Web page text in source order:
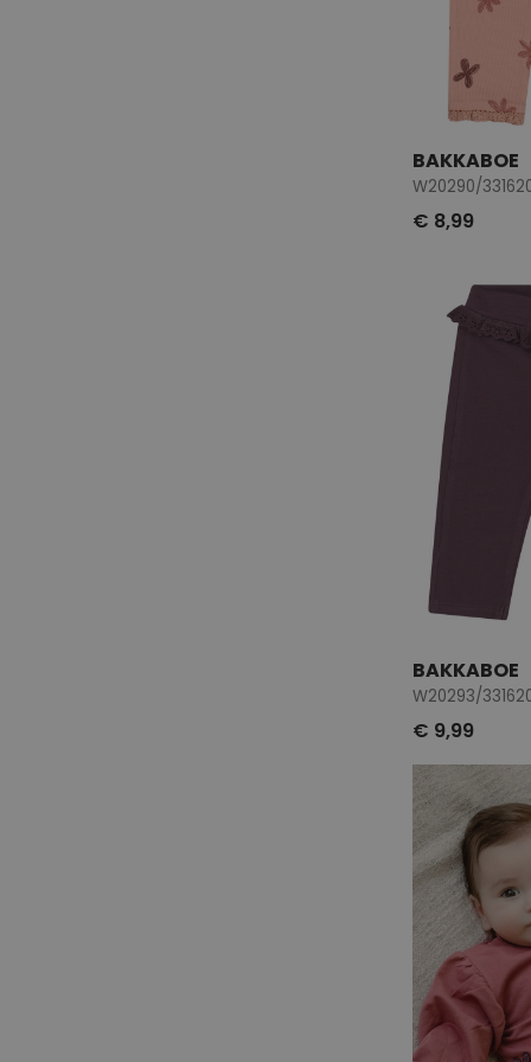
BAKKABOE
W20290/
€ 8,99
BAKKABOE
W20293/
€ 9,99